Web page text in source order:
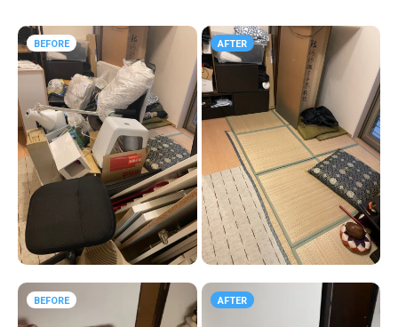
BEFORE AFTER
BEFORE AFTER